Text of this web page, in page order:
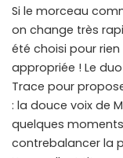
Si le morceau
on change très
été choisi pour rien
appropriée ! Le
Trace pour
: la douce voix de
quelques
contrebalancer la